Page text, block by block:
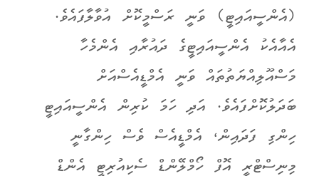
(އެންސީއައިޓީ) ވަނީ ރަސްމީކޮށް އުވާލާފައެވެ.
އެއާއެކު އެންސީއައިޓީގެ ދައުރާއި އެންމެހާ
މަސްއޫލިއްޔަތުތައް ވަނީ އެމްޑީއެސްއަށް
ބަދަލުކޮށްފައެވެ. އަދި ހަމަ ކުރިން އެންސީއައިޓީ
ހިންގި ފަދައިން، އެމްޑީއެސް ވެސް ހިންގާނީ
މިނިސްޓްރީ އޮފް ހޯމްލޭންޑް ސެކިއުރިޓީ އެންޑް